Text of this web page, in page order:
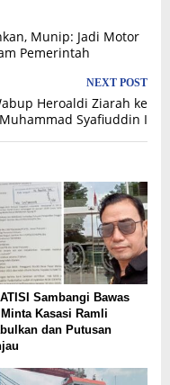
Munip: Jadi Motor
Pemerintah
NEXT POST
Heroaldi Ziarah ke
Syafiuddin I
Sambangi Bawas
Kasasi Ramli
dan Putusan